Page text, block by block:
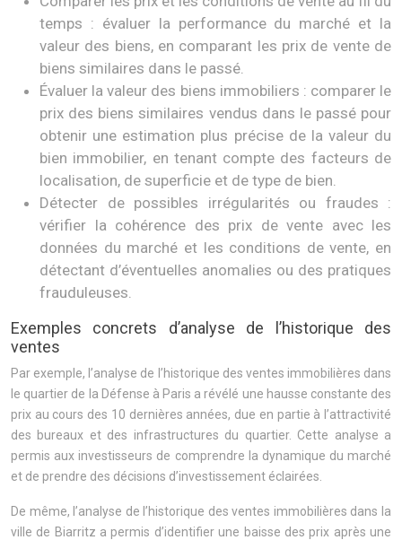
temps : évaluer la performance du marché et la
valeur des biens, en comparant les prix de vente de
biens similaires dans le passé.
Évaluer la valeur des biens immobiliers : comparer le
prix des biens similaires vendus dans le passé pour
obtenir une estimation plus précise de la valeur du
bien immobilier, en tenant compte des facteurs de
localisation, de superficie et de type de bien.
Détecter de possibles irrégularités ou fraudes :
vérifier la cohérence des prix de vente avec les
données du marché et les conditions de vente, en
détectant d’éventuelles anomalies ou des pratiques
frauduleuses.
Exemples concrets d’analyse de l’historique des
ventes
Par exemple, l’analyse de l’historique des ventes immobilières dans
le quartier de la Défense à Paris a révélé une hausse constante des
prix au cours des 10 dernières années, due en partie à l’attractivité
des bureaux et des infrastructures du quartier. Cette analyse a
permis aux investisseurs de comprendre la dynamique du marché
et de prendre des décisions d’investissement éclairées.
De même, l’analyse de l’historique des ventes immobilières dans la
ville de Biarritz a permis d’identifier une baisse des prix après une